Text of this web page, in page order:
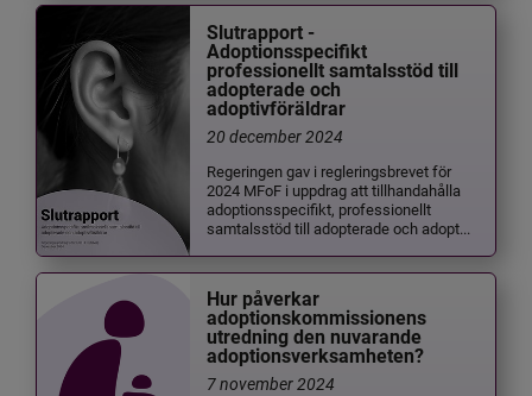
Slutrapport -
Adoptionsspecifikt
professionellt samtalsstöd till
adopterade och
adoptivföräldrar
20 december 2024
Regeringen gav i regleringsbrevet för
2024 MFoF i uppdrag att tillhandahålla
adoptionsspecifikt, professionellt
samtalsstöd till adopterade och adopt...
Hur påverkar
adoptionskommissionens
utredning den nuvarande
adoptionsverksamheten?
7 november 2024